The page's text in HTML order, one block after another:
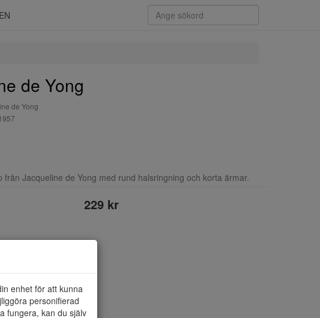
de Yong
de Yong
från Jacqueline de Yong med rund halsringning och korta ärmar.
229 kr
enhet för att kunna
personifierad
fungera, kan du själv